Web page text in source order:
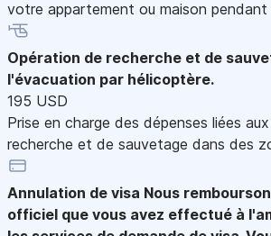
votre appartement ou maison
Opération de recherche et de
l'évacuation par hélicoptère.
195 USD
Prise en charge des dépenses liées
recherche et de sauvetage dans des
Annulation de visa Nous
officiel que vous avez effectué à